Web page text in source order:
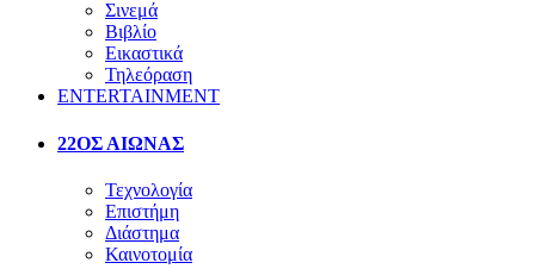
Σινεμά
Βιβλίο
Εικαστικά
Τηλεόραση
ENTERTAINMENT
22ΟΣ ΑΙΩΝΑΣ
Τεχνολογία
Επιστήμη
Διάστημα
Καινοτομία